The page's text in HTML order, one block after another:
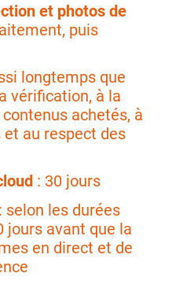
et photos de
puis
longtemps que
vérification, à la
achetés, à
au respect des
: 30 jours
: selon les durées
jours avant que la
en direct et de